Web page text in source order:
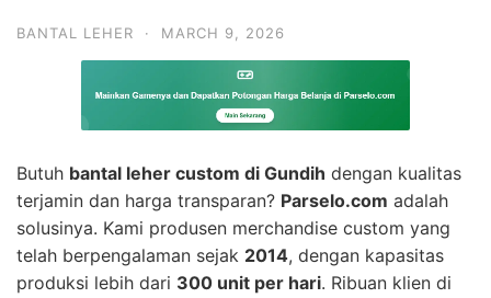
BANTAL LEHER · MARCH 9, 2026
Butuh bantal leher custom di Gundih dengan kualitas
terjamin dan harga transparan? Parselo.com adalah
solusinya. Kami produsen merchandise custom yang
telah berpengalaman sejak 2014, dengan kapasitas
produksi lebih dari 300 unit per hari. Ribuan klien di